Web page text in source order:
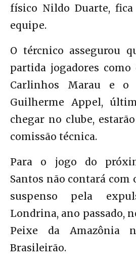
físico Nildo Duarte,
equipe.
O tércnico assegurou
partida jogadores
Carlinhos Marau e o
Guilherme Appel,
chegar no clube,
comissão técnica.
Para o jogo do
Santos não contará com
suspenso pela
Londrina, ano passado,
Peixe da Amazônia
Brasileirão.